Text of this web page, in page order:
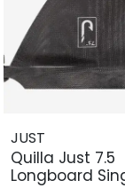
JUST
Quilla Just 7.5
Longboard